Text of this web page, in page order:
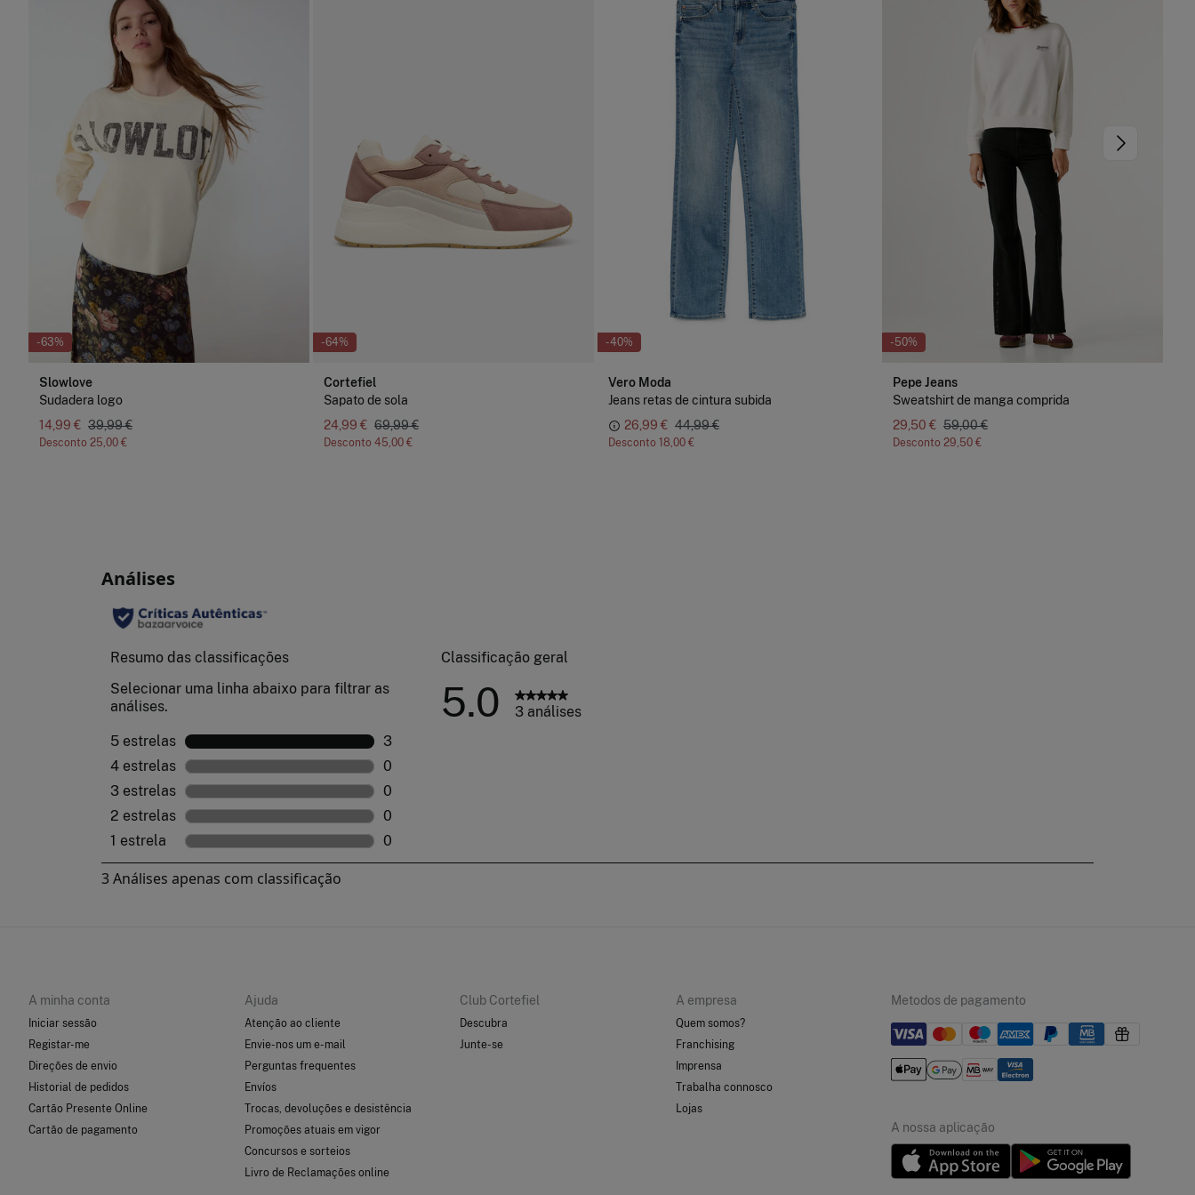
-63%
Slowlove
Sudadera logo
14,99 € 39,99 €
Desconto 25,00 €
-64%
Cortefiel
Sapato de sola
24,99 € 69,99 €
Desconto 45,00 €
-40%
Vero Moda
Jeans retas de cintura subida
26,99 € 44,99 €
Desconto 18,00 €
-50%
Pepe Jeans
Sweatshirt de manga comprida
29,50 € 59,00 €
Desconto 29,50 €
A minha conta
Iniciar sessão
Registar-me
Direções de envio
Historial de pedidos
Cartão Presente Online
Cartão de pagamento
Ajuda
Atenção ao cliente
Envie-nos um e-mail
Perguntas frequentes
Envíos
Trocas, devoluções e desistência
Promoções atuais em vigor
Concursos e sorteios
Livro de Reclamações online
Club Cortefiel
Descubra
Junte-se
A empresa
Quem somos?
Franchising
Imprensa
Trabalha connosco
Lojas
Metodos de pagamento
A nossa aplicação